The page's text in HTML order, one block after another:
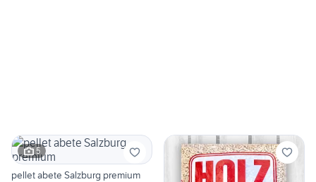
5
pellet abete Salzburg premium